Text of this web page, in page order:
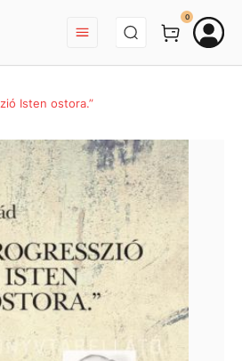
BEJELENTKEZÉS
0
Isten ostora.”